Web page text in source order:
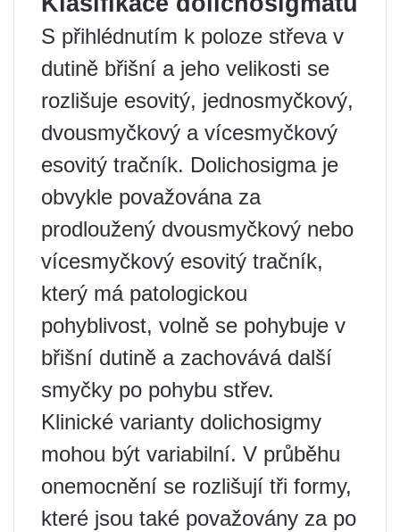
S přihlédnutím k poloze střeva v
dutině břišní a jeho velikosti se
rozlišuje esovitý, jednosmyčkový,
dvousmyčkový a vícesmyčkový
esovitý tračník. Dolichosigma je
obvykle považována za
prodloužený dvousmyčkový nebo
vícesmyčkový esovitý tračník,
který má patologickou
pohyblivost, volně se pohybuje v
břišní dutině a zachovává další
smyčky po pohybu střev.
Klinické varianty dolichosigmy
mohou být variabilní. V průběhu
onemocnění se rozlišují tři formy,
které jsou také považovány za po